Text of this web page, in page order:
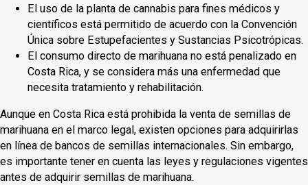
El uso de la planta de cannabis para fines médicos y
científicos está permitido de acuerdo con la Convención
Única sobre Estupefacientes y Sustancias Psicotrópicas.
El consumo directo de marihuana no está penalizado en
Costa Rica, y se considera más una enfermedad que
necesita tratamiento y rehabilitación.
Aunque en Costa Rica está prohibida la venta de semillas de
marihuana en el marco legal, existen opciones para adquirirlas
en línea de bancos de semillas internacionales. Sin embargo,
es importante tener en cuenta las leyes y regulaciones vigentes
antes de adquirir semillas de marihuana.